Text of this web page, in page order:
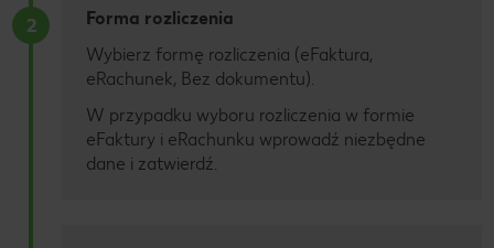
2
Forma rozliczenia
Wybierz formę rozliczenia (eFaktura,
eRachunek, Bez dokumentu).
W przypadku wyboru rozliczenia w formie
eFaktury i eRachunku wprowadź niezbędne
dane i zatwierdź.